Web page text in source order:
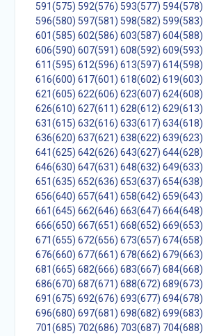
591(575) 592(576) 593(577) 594(578)
596(580) 597(581) 598(582) 599(583)
601(585) 602(586) 603(587) 604(588)
606(590) 607(591) 608(592) 609(593)
611(595) 612(596) 613(597) 614(598)
616(600) 617(601) 618(602) 619(603)
621(605) 622(606) 623(607) 624(608)
626(610) 627(611) 628(612) 629(613)
631(615) 632(616) 633(617) 634(618)
636(620) 637(621) 638(622) 639(623)
641(625) 642(626) 643(627) 644(628)
646(630) 647(631) 648(632) 649(633)
651(635) 652(636) 653(637) 654(638)
656(640) 657(641) 658(642) 659(643)
661(645) 662(646) 663(647) 664(648)
666(650) 667(651) 668(652) 669(653)
671(655) 672(656) 673(657) 674(658)
676(660) 677(661) 678(662) 679(663)
681(665) 682(666) 683(667) 684(668)
686(670) 687(671) 688(672) 689(673)
691(675) 692(676) 693(677) 694(678)
696(680) 697(681) 698(682) 699(683)
701(685) 702(686) 703(687) 704(688)